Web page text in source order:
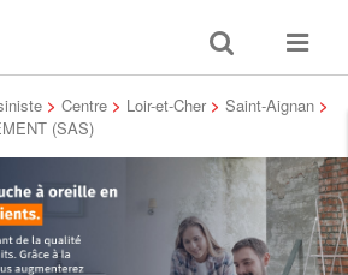
Toggle
search
Toggle
> Centre > Loir-et-Cher > Saint-Aignan >
(SAS)